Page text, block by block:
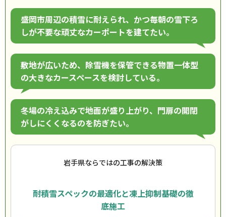
盛岡市周辺の積雪に耐えられ、かつ毎朝の雪下ろ
しが不要な頑丈なカーポートを建てたい。
敷地が広いため、除雪機を保管できる物置一体型
の大きなカースペースを検討している。
冬場の冷え込みで地面が盛り上がり、門扉の開閉
がしにくくなるのを防ぎたい。
岩手県ならではの工事の解決策
耐積雪スペックの最適化と凍上抑制基礎の徹
底施工